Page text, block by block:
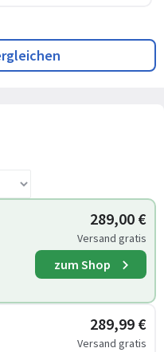
289,00 €
Versand gratis
zum Shop
289,99 €
Versand gratis